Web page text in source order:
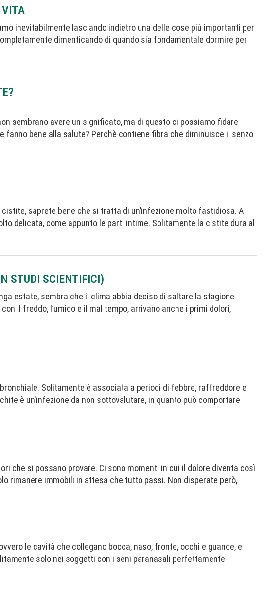
VITA
inevitabilmente lasciando indietro una delle cose più importanti per
dimenticando di quando sia fondamentale dormire per
sembrano avere un significato, ma di questo ci possiamo fidare
bene alla salute? Perchè contiene fibra che diminuisce il senzo
saprete bene che si tratta di un’infezione molto fastidiosa. A
delicata, come appunto le parti intime. Solitamente la cistite dura al
STUDI SCIENTIFICI)
estate, sembra che il clima abbia deciso di saltare la stagione
il freddo, l’umido e il mal tempo, arrivano anche i primi dolori,
Solitamente è associata a periodi di febbre, raffreddore e
è un’infezione da non sottovalutare, in quanto può comportare
che si possano provare. Ci sono momenti in cui il dolore diventa così
rimanere immobili in attesa che tutto passi. Non disperate però,
le cavità che collegano bocca, naso, fronte, occhi e guance, e
solo nei soggetti con i seni paranasali perfettamente